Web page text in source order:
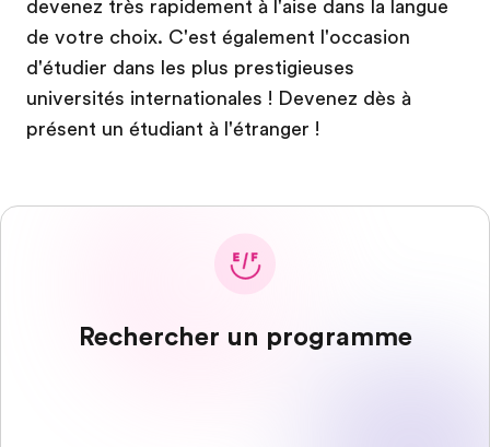
devenez très rapidement à l'aise dans la langue
de votre choix. C'est également l'occasion
d'étudier dans les plus prestigieuses
universités internationales ! Devenez dès à
présent un étudiant à l'étranger !
Rechercher un programme